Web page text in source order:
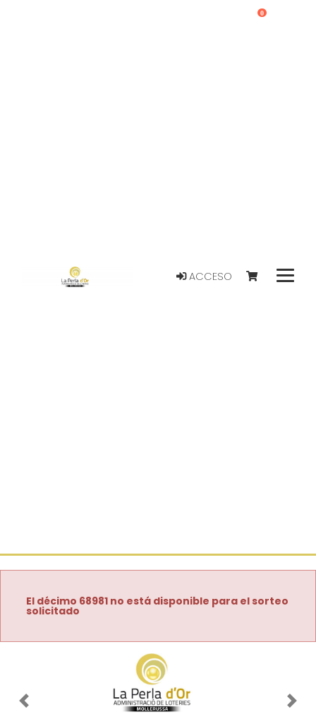
ACCESO
0
El décimo 68981 no está disponible para el sorteo
solicitado
Imagen anterior